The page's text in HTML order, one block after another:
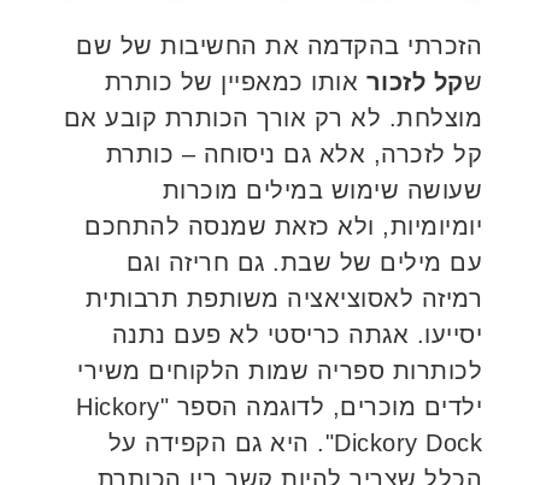
הזכרתי בהקדמה את החשיבות של שם
שקל לזכור אותו כמאפיין של כותרת
מוצלחת. לא רק אורך הכותרת קובע אם
קל לזכרה, אלא גם ניסוחה – כותרת
שעושה שימוש במילים מוכרות
יומיומיות, ולא כזאת שמנסה להתחכם
עם מילים של שבת. גם חריזה וגם
רמיזה לאסוציאציה משותפת תרבותית
יסייעו. אגתה כריסטי לא פעם נתנה
לכותרות ספריה שמות הלקוחים משירי
ילדים מוכרים, לדוגמה הספר "Hickory
Dickory Dock". היא גם הקפידה על
הכלל שצריך להיות קשר בין הכותרת